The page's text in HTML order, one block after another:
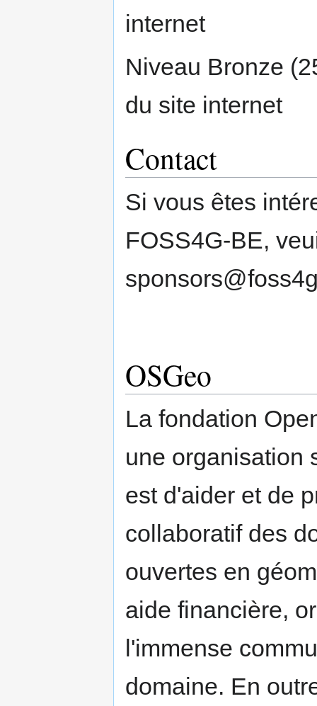
internet
Niveau Bronze
du site internet
Contact
Si vous êtes
FOSS4G-BE,
OSGeo
La fondation
une organisation
est d'aider et de
collaboratif des
ouvertes en
aide financière,
l'immense
domaine. En